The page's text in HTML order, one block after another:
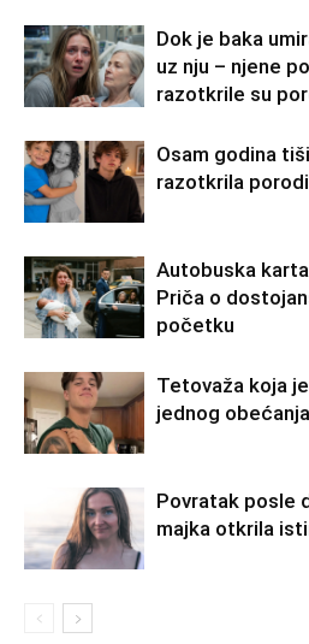
Dok je baka
uz nju – njene
razotkrile su
Osam godina
razotkrila
Autobuska
Priča o
početku
Tetovaža koja
jednog obećanja
Povratak posle
majka otkrila